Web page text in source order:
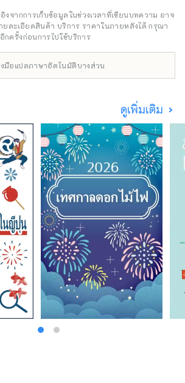
8803
Kansai Expo ซึ่งจะมีประเทศและภูมิภาค
ม 158 แห่ง และองค์กรระหว่างประเทศ 7
านเครือข่ายที่จะเกิดขึ้น ณ สถานที่จัดงาน
ศ เพื่อส่งเสริมการสร้างวัฏจักรที่ดีงาม
ร่วมสร้างสรรค์ในด้านวัฒนธรรมและศิลปะที่
ลาย วิทยาศาสตร์และเทคโนโลยี และ
กิจกับประเทศต่างๆ ทั่วโลก
รพัฒนาอุตสาหกรรมและเมืองใหม่ยูเมะชิมะ
) / เลขานุการ: สถาบันออกแบบเมืองเพื่อ
พ (จำกัด) https://yumeshimakikou.org/
ร Mainichi Shimbun 3-4-5 Umeda, Kita-
530-0001 อีเมล:
โทรศัพท์: 06-
8803
งจากการเก็บข้อมูลในช่วงเวลาที่เขียนบทความ อาจ
ยละเอียดสินค้า บริการ ราคาในภายหลังได้ กรุณา
ครั้งก่อนการไปใช้บริการ
งมือแปลภาษาอัตโนมัติบางส่วน
ดูเพิ่มเติม